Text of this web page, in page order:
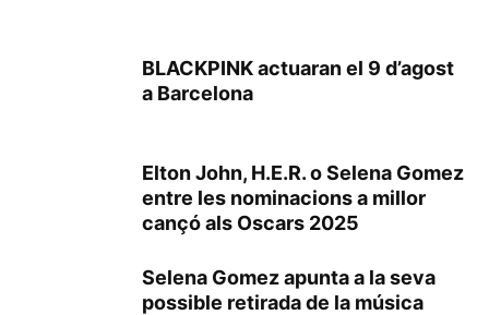
BLACKPINK actuaran el 9 d’agost
a Barcelona
Elton John, H.E.R. o Selena Gomez
entre les nominacions a millor
cançó als Oscars 2025
Selena Gomez apunta a la seva
possible retirada de la música